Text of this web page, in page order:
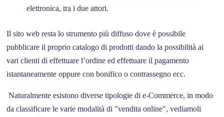
elettronica, tra i due attori.
Il sito web resta lo strumento più diffuso dove è possibile
pubblicare il proprio catalogo di prodotti dando la possibilità ai
vari clienti di effettuare l’ordine ed effettuare il pagamento
istantaneamente oppure con bonifico o contrassegno ecc.
Naturalmente esistono diverse tipologie di e-Commerce, in modo
da classificare le varie modalità di "vendita online", vediamoli